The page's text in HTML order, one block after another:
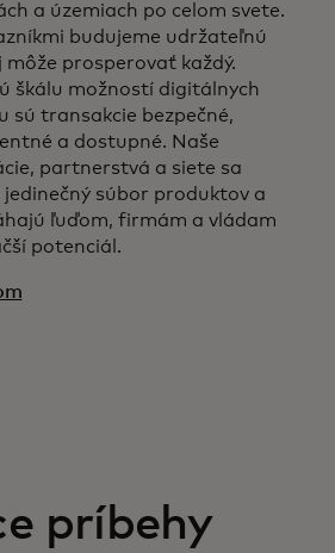
a územiach po celom svete.
budujeme udržateľnú
môže prosperovať každý.
škálu možností digitálnych
sú transakcie bezpečné,
a dostupné. Naše
partnerstvá a siete sa
súbor produktov a
ľuďom, firmám a vládam
potenciál.
príbehy